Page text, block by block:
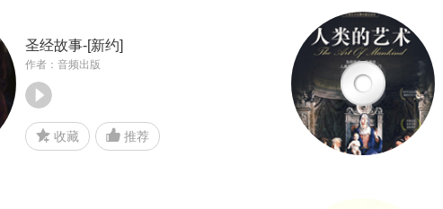
圣经故事-[新约]
作者：音频出版
收藏 推荐